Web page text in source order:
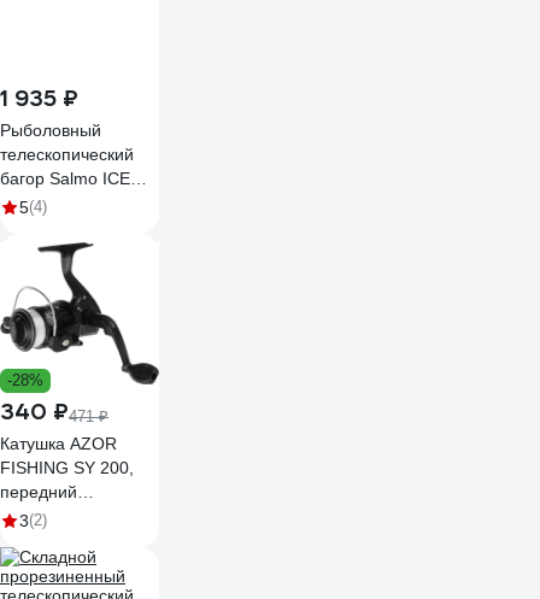
1 935 ₽
Рыболовный
телескопический
багор Salmo ICE
GAFF 62 ZG-62
5(4)
-28%
340 ₽471 ₽
Катушка AZOR
FISHING SY 200,
передний
фрикцион, 1 п.п,
леской 0.25 мм
142-039
3(2)